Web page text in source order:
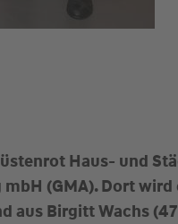
Haus- und
(GMA). Dort
Birgitt Wachs